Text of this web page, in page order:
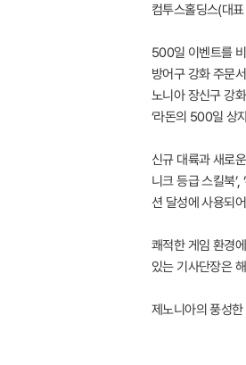
컴투스홀딩스(대
500일 이벤트를
방어구 강화 주문
노니아 장신구 강
‘라돈의 500일 상
신규 대륙과 새로
니크 등급 스킬북
션 달성에 사용되
쾌적한 게임 환경
있는 기사단장은
제노니아의 풍성